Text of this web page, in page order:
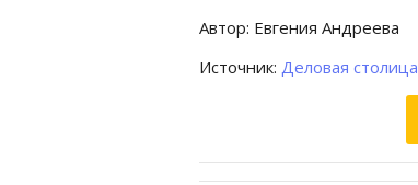
Автор: Евгения Андреева
Источник: Деловая столица